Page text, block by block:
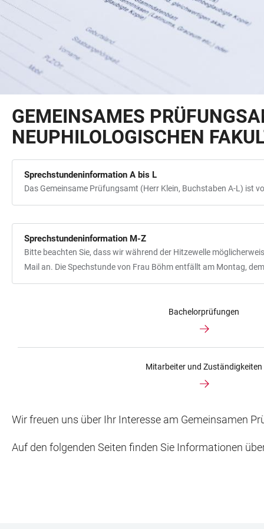
GEMEINSAMES
NEUPHILOLOGISCHEN
Sprechstundeninformation A bis L
Das Gemeinsame Prüfungsamt (Herr Klein, Buchstaben A-L) ist
Sprechstundeninformation M-Z
Bitte beachten Sie, dass wir während der Hitzewelle
Mail an. Die Spechstunde von Frau Böhm entfällt am Montag,
Bachelorprüfungen
Mitarbeiter und Zuständigkeiten
Wir freuen uns über Ihr Interesse am Gemeinsamen
Auf den folgenden Seiten finden Sie Informationen